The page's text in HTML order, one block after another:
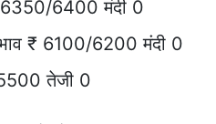
6350/6400 मंदी 0
₹ 6100/6200 मंदी 0
तेजी 0